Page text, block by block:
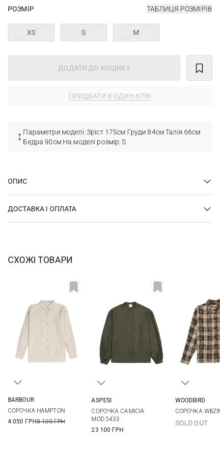
РОЗМІР ТАБЛИЦЯ РОЗМІРІВ
XS S M
ДОДАТИ ДО КОШИКУ
ПРИДБАТИ В ОДИН КЛІК
Параметри моделі: Зріст 175см Груди 84см Талія 66см
Бедра 90см На моделі розмір: S
ОПИС
ДОСТАВКА І ОПЛАТА
СХОЖІ ТОВАРИ
BARBOUR
СОРОЧКА HAMPTON
4 050 ГРН8 100 ГРН
ASPESI
СОРОЧКА CAMICIA
MOD.5433
23 100 ГРН
WOODBIRD
СОРОЧКА
SOLD OUT